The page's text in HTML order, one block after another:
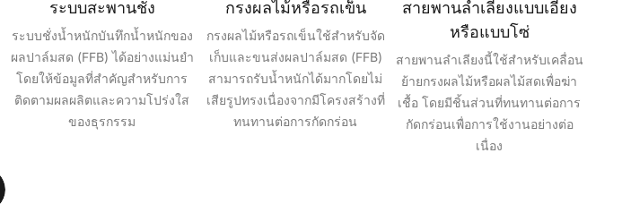
ระบบสะพานชั่ง
ระบบชั่งน้ำหนักบันทึกน้ำหนักของ
ผลปาล์มสด (FFB) ได้อย่างแม่นยำ
โดยให้ข้อมูลที่สำคัญสำหรับการ
ติดตามผลผลิตและความโปร่งใส
ของธุรกรรม
กรงผลไม้หรือรถเข็น
กรงผลไม้หรือรถเข็นใช้สำหรับจัด
เก็บและขนส่งผลปาล์มสด (FFB)
สามารถรับน้ำหนักได้มากโดยไม่
เสียรูปทรงเนื่องจากมีโครงสร้างที่
ทนทานต่อการกัดกร่อน
สายพานลำเลียงแบบเอียง
หรือแบบโซ่
สายพานลำเลียงนี้ใช้สำหรับเคลื่อน
ย้ายกรงผลไม้หรือผลไม้สดเพื่อฆ่า
เชื้อ โดยมีชิ้นส่วนที่ทนทานต่อการ
กัดกร่อนเพื่อการใช้งานอย่างต่อ
เนื่อง